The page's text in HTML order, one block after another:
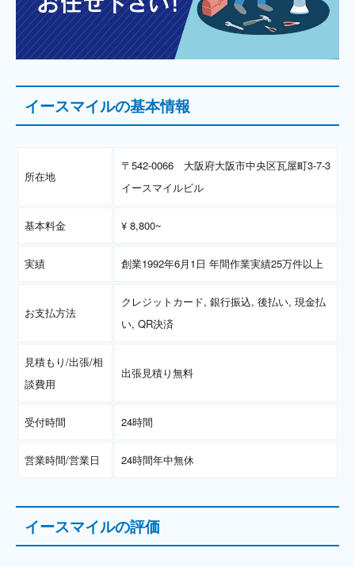
イースマイルの基本情報
所在地
〒542-0066 大阪府大阪市中央区瓦屋町3-7-3
イースマイルビル
基本料金 ¥ 8,800~
実績 創業1992年6月1日 年間作業実績25万件以上
お支払方法
クレジットカード, 銀行振込, 後払い, 現金払
い, QR決済
見積もり/出張/相
談費用
出張見積り無料
受付時間 24時間
営業時間/営業日 24時間年中無休
イースマイルの評価